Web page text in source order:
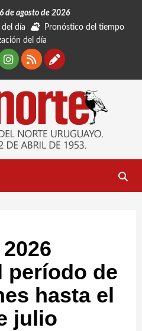
de agosto de 2026
del día
Pronóstico del tiempo
del día
Instagram
RSSContáctanos
período de
hasta el
julio